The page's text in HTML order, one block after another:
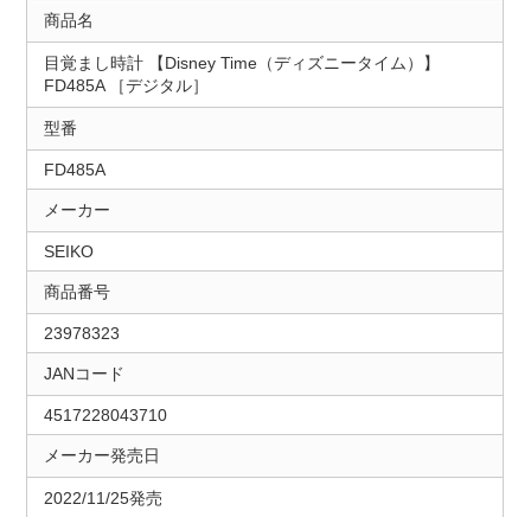
商品名
目覚まし時計 【Disney Time（ディズニータイム）】
FD485A ［デジタル］
型番
FD485A
メーカー
SEIKO
商品番号
23978323
JANコード
4517228043710
メーカー発売日
2022/11/25発売